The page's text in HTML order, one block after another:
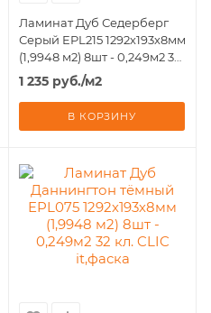
Ламинат Дуб Седерберг
Серый EPL215 1292х193х8мм
(1,9948 м2) 8шт - 0,249м2 32
кл. CLIC it,фаска
1 235 руб./м2
В КОРЗИНУ